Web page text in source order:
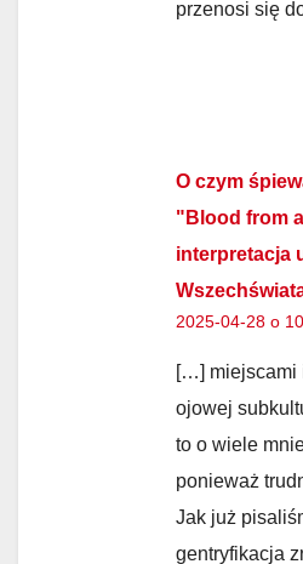
przenosi się
O czym
"Blood from
interpretacja
2025-04-28 o
[…] miejscami
ojowej
to o wiele
ponieważ
Jak już
gentryfikacja